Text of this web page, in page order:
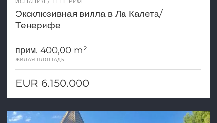
Эксклюзивная вилла в Ла Калета/
Тенерифе
прим. 400,00 m²
ЖИЛАЯ ПЛОЩАДЬ
EUR 6.150.000